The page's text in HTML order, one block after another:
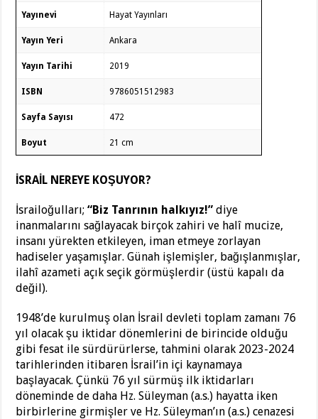
Yayınevi Hayat Yayınları
Yayın Yeri Ankara
Yayın Tarihi 2019
ISBN 9786051512983
Sayfa Sayısı 472
Boyut 21 cm
İSRAİL NEREYE KOŞUYOR?
İsrailoğulları;“Biz Tanrının halkıyız!” diye
inanmalarını sağlayacak birçok zahiri ve halî mucize,
insanı yürekten etkileyen, iman etmeye zorlayan
hadiseler yaşamışlar. Günah işlemişler, bağışlanmışlar,
ilahî azameti açık seçik görmüşlerdir (üstü kapalı da
değil).
1948’de kurulmuş olan İsrail devleti toplam zamanı 76
yıl olacak şu iktidar dönemlerini de birincide olduğu
gibi fesat ile sürdürürlerse, tahmini olarak 2023-2024
tarihlerinden itibaren İsrail’in içi kaynamaya
başlayacak. Çünkü 76 yıl sürmüş ilk iktidarları
döneminde de daha Hz. Süleyman (a.s.) hayatta iken
birbirlerine girmişler ve Hz. Süleyman’ın (a.s.) cenazesi